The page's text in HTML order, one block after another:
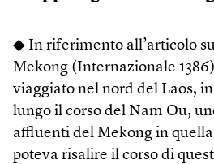
◆ In riferimento all’articolo
Mekong (Internazionale
viaggiato nel nord del Laos,
lungo il corso del Nam Ou,
affluenti del Mekong in
poteva risalire il corso di